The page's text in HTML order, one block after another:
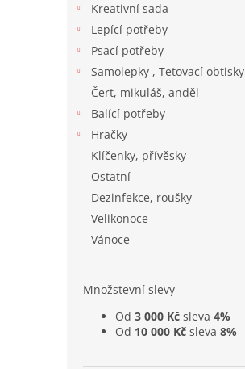
Kreativní sada
Lepící potřeby
Psací potřeby
Samolepky , Tetovací obtisky
Čert, mikuláš, anděl
Balící potřeby
Hračky
Klíčenky, přívěsky
Ostatní
Dezinfekce, roušky
Velikonoce
Vánoce
Množstevní slevy
Od 3 000 Kč sleva 4%
Od 10 000 Kč sleva 8%